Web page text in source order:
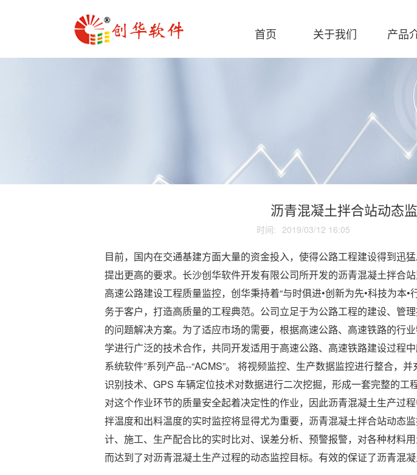
首页 关于我们 产品
沥青混凝土拌合站动态
时间: 2019/03/12 16:05
目前，国内在交通基建方面大量的资金投入，使得公路工程建设得到迅
提出更高的要求。长沙创华软件开发有限公司所开发的沥青混凝土拌合
高速公路建设工程质量监控，创华秉持着“与时俱进•创新为先•科技为本•
务于客户，打造高质量的工程典范。公司立足于为公路工程的建设、管
的问题解决方案。为了适应市场的需要，根据高速公路、高速铁路的行
学进行广泛的技术合作，共同开发适用于高速公路、高速铁路建设过程
系统软件”系列产品--“ACMS”。 将视频监控、生产数据监控进行整合，
识别技术、GPS 车辆定位技术对数据进行二次挖掘，形成一套完整的工
对这个作业环节的质量安全起着决定性的作业，因此沥青混凝土生产过
拌温度和出料温度的实时监控将显得尤为重要，沥青混凝土拌合站动态
计、施工、生产配合比的实时比对、误差分析、预警报警，对各种材料
而达到了对沥青混凝土生产过程的动态监控目标。有效的保证了沥青混凝